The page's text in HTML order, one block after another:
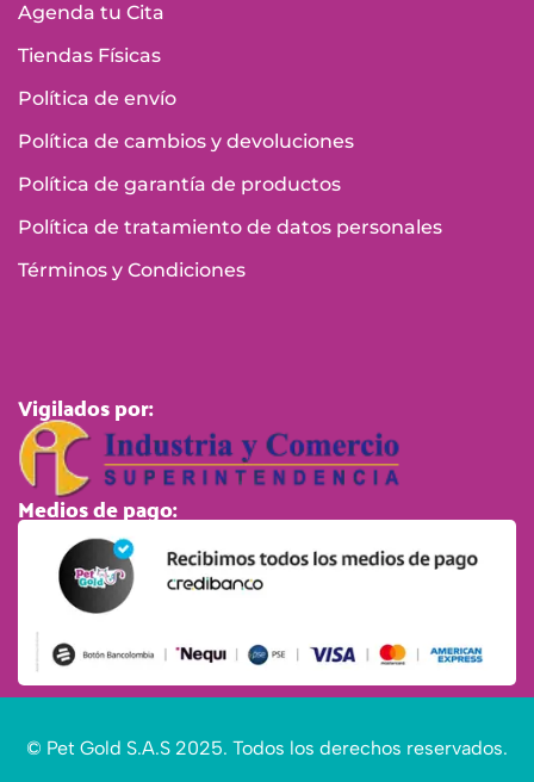
Agenda tu Cita
Tiendas Físicas
Política de envío
Política de cambios y devoluciones
Política de garantía de productos
Política de tratamiento de datos personales
Términos y Condiciones
Vigilados por:
Medios de pago:
© Pet Gold S.A.S 2025. Todos los derechos reservados.